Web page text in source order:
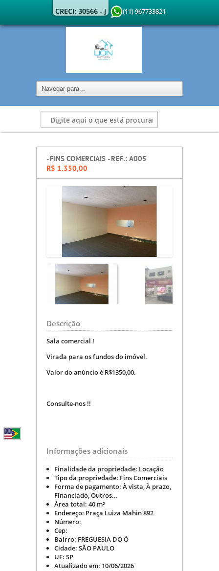
CRECI: 30566 - J (11) 967733821
- FINS COMERCIAIS - REF.: A005
R$ 1.350,00
Descrição
Sala comercial !
Virada para os fundos do imóvel.
Valor do anúncio é R$1350,00.
Consulte-nos !!
Informações adicionais
Finalidade da propriedade: Locação
Tipo da propriedade: Fins Comerciais
Forma de pagamento: À vista, À prazo,
Financiado, Outros...
Área total: 40 m²
Endereço: Praça Luiza Mahin 892
Número:
Cep:
Bairro: FREGUESIA DO Ó
Cidade: SÃO PAULO
UF: SP
Atualizado em: 10/06/2026